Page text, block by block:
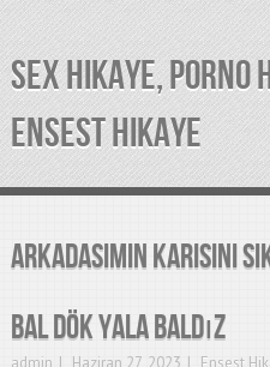
SEX HIKAYE, PORNO
ENSEST HIKAYE
arkadasimin karisini
Bal dök yala baldız
admin Haziran 27, 2023 Ensest